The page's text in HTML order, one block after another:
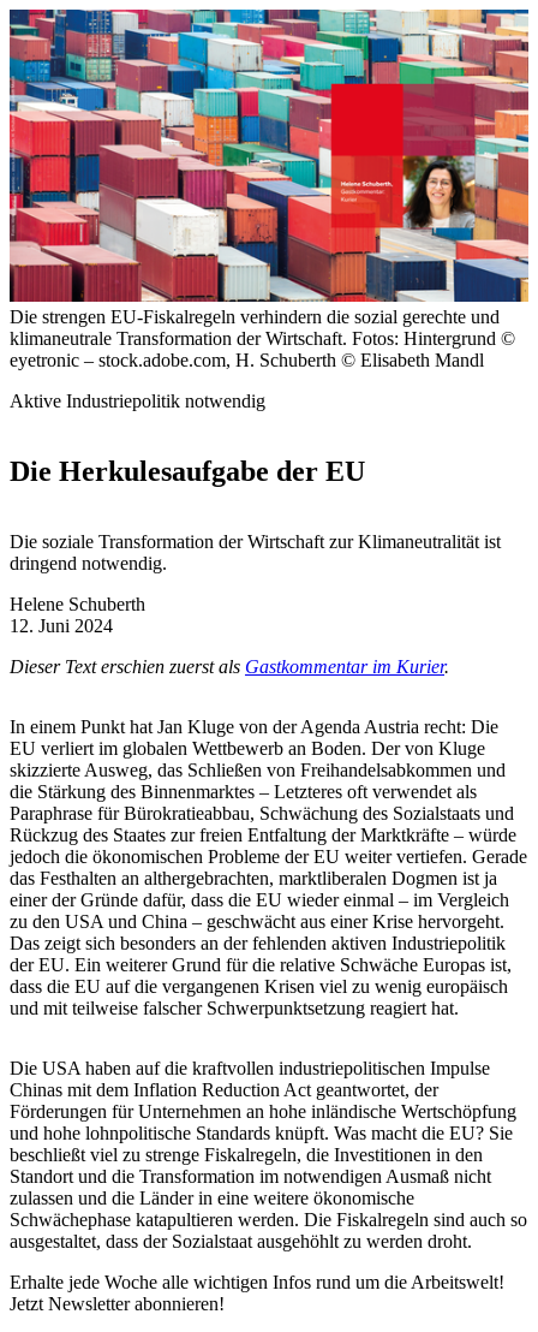
Die strengen EU-Fiskalregeln verhindern die sozial gerechte und
klimaneutrale Transformation der Wirtschaft. Fotos: Hintergrund ©
eyetronic – stock.adobe.com, H. Schuberth © Elisabeth Mandl
Aktive Industriepolitik notwendig
Die Herkulesaufgabe der EU
Die soziale Transformation der Wirtschaft zur Klimaneutralität ist
dringend notwendig.
Helene Schuberth
12. Juni 2024
Dieser Text erschien zuerst als Gastkommentar im Kurier.
In einem Punkt hat Jan Kluge von der Agenda Austria recht: Die
EU verliert im globalen Wettbewerb an Boden. Der von Kluge
skizzierte Ausweg, das Schließen von Freihandelsabkommen und
die Stärkung des Binnenmarktes – Letzteres oft verwendet als
Paraphrase für Bürokratieabbau, Schwächung des Sozialstaats und
Rückzug des Staates zur freien Entfaltung der Marktkräfte – würde
jedoch die ökonomischen Probleme der EU weiter vertiefen. Gerade
das Festhalten an althergebrachten, marktliberalen Dogmen ist ja
einer der Gründe dafür, dass die EU wieder einmal – im Vergleich
zu den USA und China – geschwächt aus einer Krise hervorgeht.
Das zeigt sich besonders an der fehlenden aktiven Industriepolitik
der EU. Ein weiterer Grund für die relative Schwäche Europas ist,
dass die EU auf die vergangenen Krisen viel zu wenig europäisch
und mit teilweise falscher Schwerpunktsetzung reagiert hat.
Die USA haben auf die kraftvollen industriepolitischen Impulse
Chinas mit dem Inflation Reduction Act geantwortet, der
Förderungen für Unternehmen an hohe inländische Wertschöpfung
und hohe lohnpolitische Standards knüpft. Was macht die EU? Sie
beschließt viel zu strenge Fiskalregeln, die Investitionen in den
Standort und die Transformation im notwendigen Ausmaß nicht
zulassen und die Länder in eine weitere ökonomische
Schwächephase katapultieren werden. Die Fiskalregeln sind auch so
ausgestaltet, dass der Sozialstaat ausgehöhlt zu werden droht.
Erhalte jede Woche alle wichtigen Infos rund um die Arbeitswelt!
Jetzt Newsletter abonnieren!